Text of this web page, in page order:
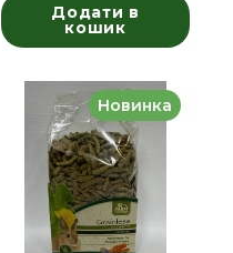
Додати в
кошик
Новинка